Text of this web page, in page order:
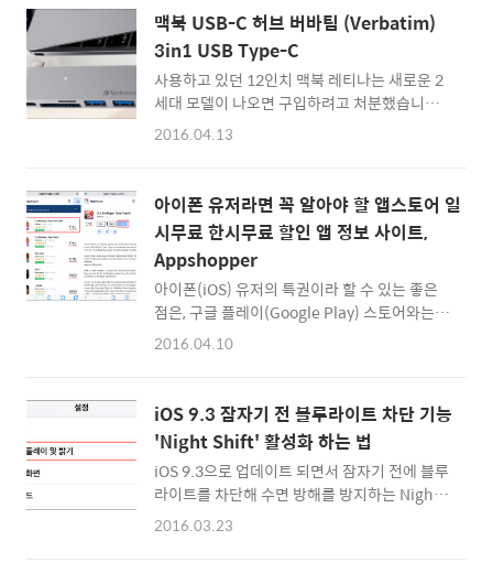
모양이죠. 아이폰5s와 거의 동일한 디자인, 그
러나 다른 컬러인 아이폰SE 로즈골드가 들어있
습니..
초경량 노트북 맥북 12인치 레티나는 단 한개의
USB-C 포트를 탑재한 노트북입니다. 처음으로
12인치 모델에 레티나 디스플레이가 들어가기
도 했고, 맥북에어의 휴대성을 대체하는 제품으
로 큰 관심을 받았죠. 저도 2세대 맥북이 공개되
면 다시 한번 구입해볼까 생각을 하고 있었습니
께 공개될 지도 모른다는 이야기가 있었는데, 아
무래도 'early 2016'이라는 꼬리표를 ..
맥북 USB-C 허브 버바팀 (Verbatim)
3in1 USB Type-C
사용하고 있던 12인치 맥북 레티나는 새로운 2
세대 모델이 나오면 구입하려고 처분했습니다
만, 12인치 맥북 레티나 제품에 어울리는 추천
이지만 버바팀 USB Type-C 허브가 가장 괜찮
아보이더군요. 버바팀(Verbatim)은 지금 사용
하고 있는 라이트닝 케이블 중에서 가장 내구성
이 뛰어나기에 다른 분들에게 추천하기도 했던
브랜드입니다. 여러가지 IT관련 악세사리를 제
조하고 있는 업체죠. Verbatim 3in1 USB
Type-C Charging Hug (버바팀 USB-C 허브)
12인치 맥북의 확장성을 어느정도 해결해주는
Verbatim 먼저 제품 구성을 살펴보면 USB..
2016.04.13
아이폰 유저라면 꼭 알아야 할 앱스토어 일
시무료 한시무료 할인 앱 정보 사이트,
Appshopper
아이폰(iOS) 유저의 특권이라 할 수 있는 좋은
점은, 구글 플레이(Google Play) 스토어와는
달리 앱스토어에서는 간혹 정말 좋은 유료 앱들
제가 필요한 앱들을 생기면 바로 구입하기도 하
지만, 당장 필요한 앱이 아니라면 할인 및 무료
행사를 기다렸다가 다운로드 받아 활용하는 편
인데요. 이러한 정보가 가장 빠르고 정확하게 올
라오는 Appshopper(앱 쇼퍼) 사이트를 소개
합니다. 아이폰 사파리 브라우저에 북마크 해두
2016.04.10
iOS 9.3 잠자기 전 블루라이트 차단 기능
'Night Shift' 활성화 하는 법
iOS 9.3으로 업데이트 되면서 잠자기 전에 블루
라이트를 차단해 수면 방해를 방지하는 Night
Shift (나이프 시프트) 기능이 추가되었습니다.
2016.03.23